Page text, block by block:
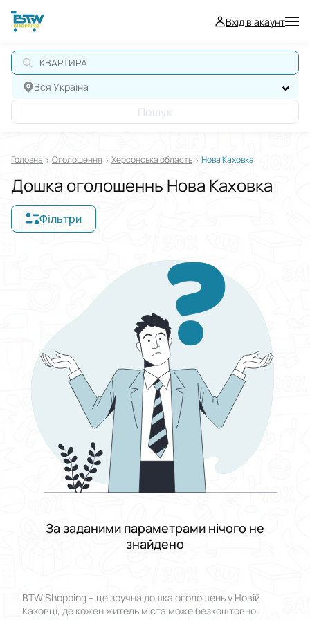
Вхід в акаунт
КВАРТИРА
Вся Україна
Пошук
Головна Оголошення Херсонська область Нова Каховка
Дошка оголошеннь Нова Каховка
Фільтри
Виберіть групу категорій
Від До
Стан
Застосувати
Скинути все
За заданими параметрами нічого не
знайдено
BTW Shopping – це зручна дошка оголошень у Новій
Каховці, де кожен житель міста може безкоштовно